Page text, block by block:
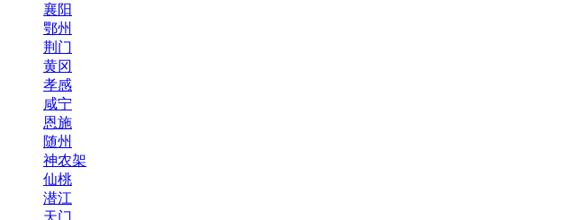
襄阳
鄂州
荆门
黄冈
孝感
咸宁
恩施
随州
神农架
仙桃
潜江
天门